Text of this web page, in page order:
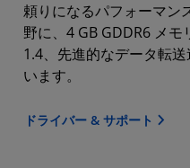
頼りになるパフォーマン
野に、4 GB GDDR6 メ
1.4、先進的なデータ転
います。
ドライバー & サポート